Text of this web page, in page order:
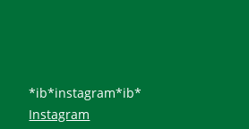
*ib*instagram*ib*
Instagram